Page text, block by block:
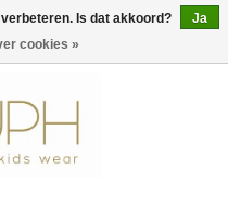
0 Artikelen - €0,00
Is dat akkoord?
Ja
cookies »